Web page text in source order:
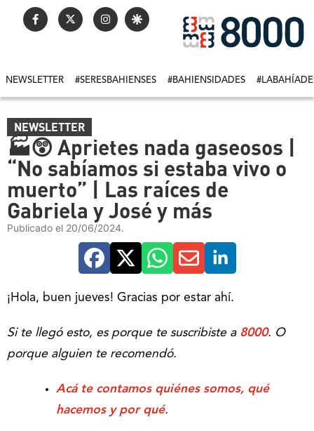
NEWSLETTER #SERESBAHIENSES #BAHIENSIDADES
NEWSLETTER
🏭😲 Aprietes nada gaseosos |
“No sabíamos si estaba vivo o
muerto” | Las raíces de
Gabriela y José y más
Publicado el 20/06/2024.
¡Hola, buen jueves! Gracias por estar ahí.
Si te llegó esto, es porque te suscribiste a 8000. O
porque alguien te recomendó.
Acá te contamos quiénes somos, qué
hacemos y por qué.